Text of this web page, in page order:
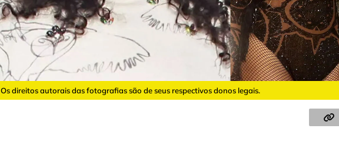
Os direitos autorais das fotografias são de seus respectivos donos legais.